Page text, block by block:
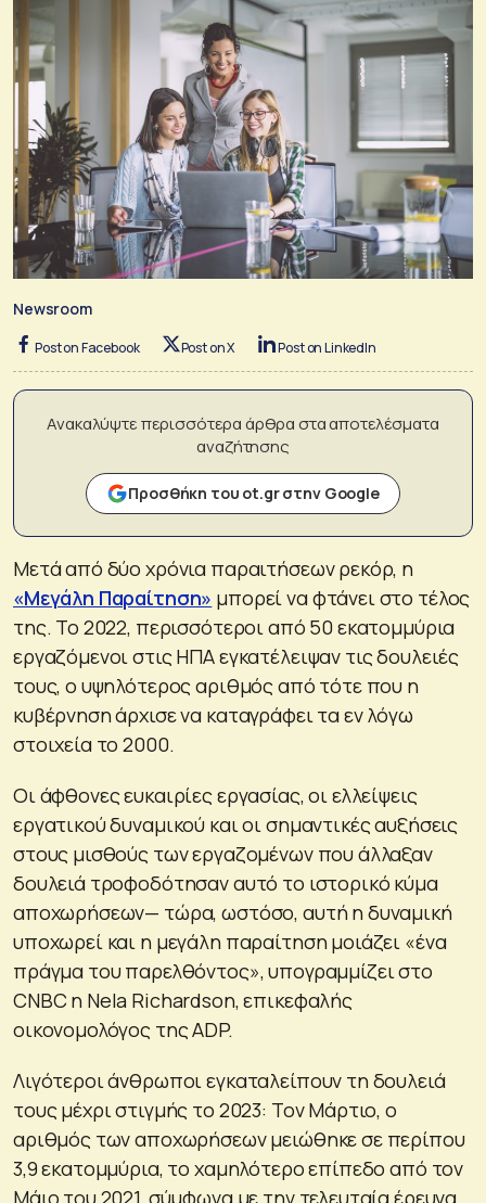
Newsroom
Post on Facebook Post on X Post on LinkedIn
Ανακαλύψτε περισσότερα άρθρα στα αποτελέσματα
αναζήτησης
Προσθήκη του ot.gr στην Google
Μετά από δύο χρόνια παραιτήσεων ρεκόρ, η
«Μεγάλη Παραίτηση» μπορεί να φτάνει στο τέλος
της. Το 2022, περισσότεροι από 50 εκατομμύρια
εργαζόμενοι στις ΗΠΑ εγκατέλειψαν τις δουλειές
τους, ο υψηλότερος αριθμός από τότε που η
κυβέρνηση άρχισε να καταγράφει τα εν λόγω
στοιχεία το 2000.
Οι άφθονες ευκαιρίες εργασίας, οι ελλείψεις
εργατικού δυναμικού και οι σημαντικές αυξήσεις
στους μισθούς των εργαζομένων που άλλαξαν
δουλειά τροφοδότησαν αυτό το ιστορικό κύμα
αποχωρήσεων— τώρα, ωστόσο, αυτή η δυναμική
υποχωρεί και η μεγάλη παραίτηση μοιάζει «ένα
πράγμα του παρελθόντος», υπογραμμίζει στο
CNBC η Nela Richardson, επικεφαλής
οικονομολόγος της ADP.
Λιγότεροι άνθρωποι εγκαταλείπουν τη δουλειά
τους μέχρι στιγμής το 2023: Τον Μάρτιο, ο
αριθμός των αποχωρήσεων μειώθηκε σε περίπου
3,9 εκατομμύρια, το χαμηλότερο επίπεδο από τον
Μάιο του 2021, σύμφωνα με την τελευταία έρευνα